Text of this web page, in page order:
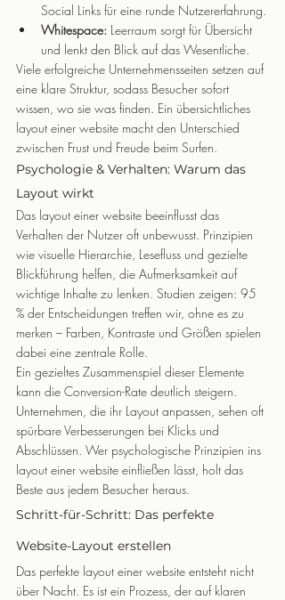
Social Links für eine runde Nutzererfahrung.
Whitespace: Leerraum sorgt für Übersicht
und lenkt den Blick auf das Wesentliche.
Viele erfolgreiche Unternehmensseiten setzen auf
eine klare Struktur, sodass Besucher sofort
wissen, wo sie was finden. Ein übersichtliches
layout einer website macht den Unterschied
zwischen Frust und Freude beim Surfen.
Psychologie & Verhalten: Warum das
Layout wirkt
Das layout einer website beeinflusst das
Verhalten der Nutzer oft unbewusst. Prinzipien
wie visuelle Hierarchie, Lesefluss und gezielte
Blickführung helfen, die Aufmerksamkeit auf
wichtige Inhalte zu lenken. Studien zeigen: 95
% der Entscheidungen treffen wir, ohne es zu
merken – Farben, Kontraste und Größen spielen
dabei eine zentrale Rolle.
Ein gezieltes Zusammenspiel dieser Elemente
kann die Conversion-Rate deutlich steigern.
Unternehmen, die ihr Layout anpassen, sehen oft
spürbare Verbesserungen bei Klicks und
Abschlüssen. Wer psychologische Prinzipien ins
layout einer website einfließen lässt, holt das
Beste aus jedem Besucher heraus.
Schritt-für-Schritt: Das perfekte
Website-Layout erstellen
Das perfekte layout einer website entsteht nicht
über Nacht. Es ist ein Prozess, der auf klaren